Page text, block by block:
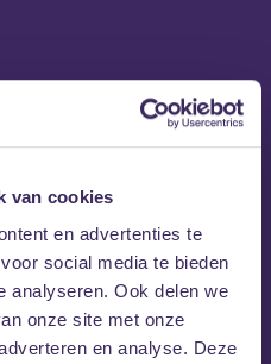
van cookies
en advertenties te
social media te bieden
analyseren. Ook delen we
onze site met onze
en analyse. Deze